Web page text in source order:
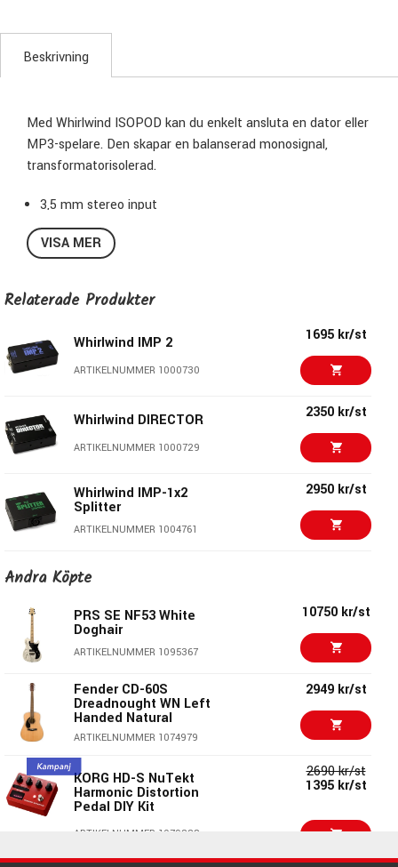
Beskrivning
Med Whirlwind ISOPOD kan du enkelt ansluta en dator eller
MP3-spelare. Den skapar en balanserad monosignal,
transformatorisolerad.
3,5 mm stereo input
Balanserad XLR ut
VISA MER
Relaterade Produkter
Whirlwind IMP 2
ARTIKELNUMMER 1000730
1695 kr/st
Whirlwind DIRECTOR
ARTIKELNUMMER 1000729
2350 kr/st
Whirlwind IMP-1x2
Splitter
ARTIKELNUMMER 1004761
2950 kr/st
Whirlwind Little IMP
Whirlwind DIRECT2 3995 kr/st
Radial J+4
ARTIKELNUMMER 1063023
3666 kr/st
MXR WA90 Wylde Audio
Phase
ARTIKELNUMMER 1082447
Andra Köpte
PRS SE NF53 White
Doghair
ARTIKELNUMMER 1095367
10750 kr/st
Fender CD-60S
Dreadnought WN Left
Handed Natural
ARTIKELNUMMER 1074979
2949 kr/st
KORG HD-S NuTekt
Harmonic Distortion
Pedal DIY Kit
ARTIKELNUMMER 1079338
2690 kr/st
1395 kr/st